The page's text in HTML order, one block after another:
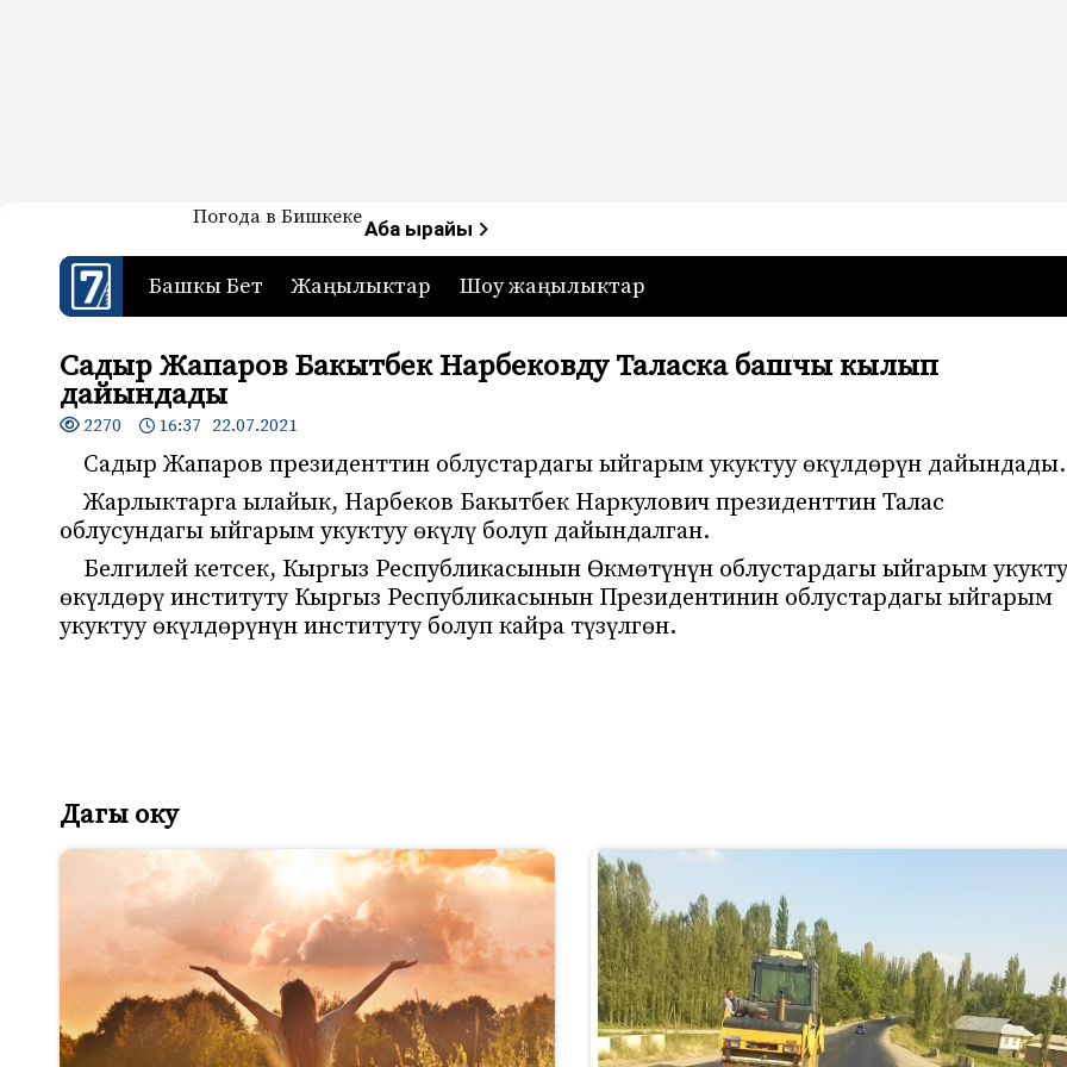
7-канал. Жаңылыктар — Кыргызстан
Жаңылыктар — Кыргызстан
Погода в БишкекеАба ырайы
Башкы Бет Жаңылыктар Шоу жаңылыктар
Садыр Жапаров Бакытбек Нарбековду Таласка башчы кылып
дайындады
2270 16:37 22.07.2021
Садыр Жапаров президенттин облустардагы ыйгарым укуктуу өкүлдөрүн дайындады.
Жарлыктарга ылайык, Нарбеков Бакытбек Наркулович президенттин Талас
облусундагы ыйгарым укуктуу өкүлү болуп дайындалган.
Белгилей кетсек, Кыргыз Республикасынын Өкмөтүнүн облустардагы ыйгарым
өкүлдөрү институту Кыргыз Республикасынын Президентинин облустардагы ыйгарым
укуктуу өкүлдөрүнүн институту болуп кайра түзүлгөн.
Дагы оку